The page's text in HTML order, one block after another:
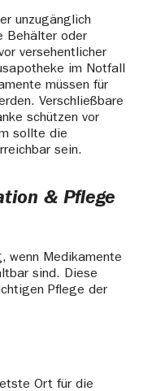
unzugänglich
Behälter oder
versehentlicher
im Notfall
müssen für
Verschließbare
schützen vor
sollte die
sein.
& Pflege
wenn Medikamente
sind. Diese
Pflege der
Ort für die